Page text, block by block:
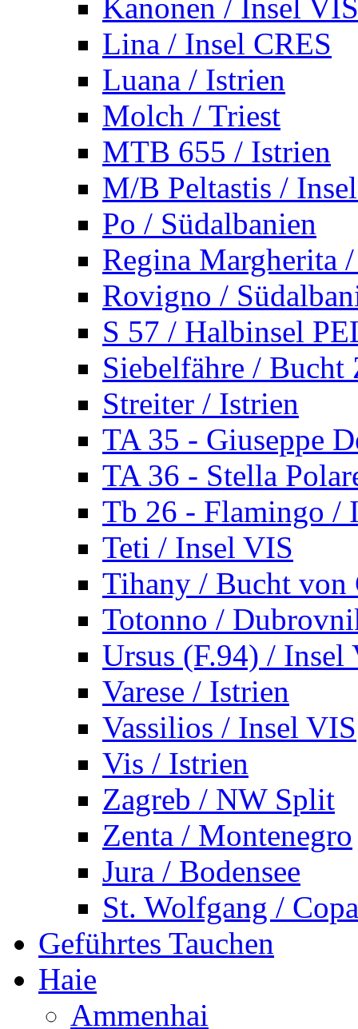
Kanonen / Insel VIS
Lina / Insel CRES
Luana / Istrien
Molch / Triest
MTB 655 / Istrien
M/B Peltastis /
Po / Südalbanien
Regina Margherita
Rovigno /
S 57 / Halbinsel
Siebelfähre / Bucht
Streiter / Istrien
TA 35 - Giuseppe
TA 36 - Stella
Tb 26 - Flamingo /
Teti / Insel VIS
Tihany / Bucht von
Totonno /
Ursus (F.94) / Insel
Varese / Istrien
Vassilios / Insel VIS
Vis / Istrien
Zagreb / NW Split
Zenta / Montenegro
Jura / Bodensee
St. Wolfgang /
Geführtes Tauchen
Haie
Ammenhai